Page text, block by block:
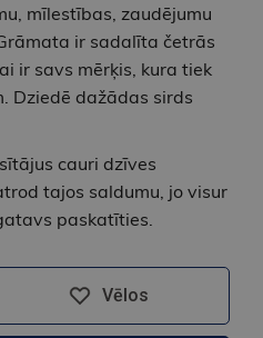
mīlestības, zaudējumu
ir sadalīta četrās
ir savs mērķis, kura tiek
Dziedē dažādas sirds
cauri dzīves
tajos saldumu, jo visur
paskatīties.
Vēlos